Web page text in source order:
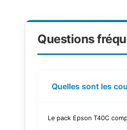
Questions
Quelles sont les
Le pack Epson T40C